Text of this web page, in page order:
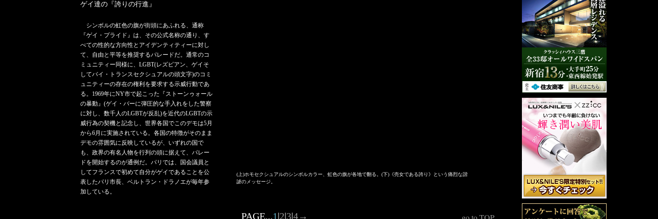
ゲイ達の『誇りの行進』
シンボルの虹色の旗が街頭にあふれる、通称
『ゲイ・プライド』は、その公式名称の通り、す
べての性的な方向性とアイデンティティーに対し
て、自由と平等を推奨するパレードだ。通常のコ
ミュニティー同様に、LGBT(レズビアン、ゲイそ
してバイ・トランスセクシュアルの頭文字)のコミ
ュニティーの存在の権利を要求する示威行動であ
る。1969年にNY市で起こった『ストーンゥォール
の暴動』(ゲイ・バーに弾圧的な手入れをした警察
に対し、数千人のLGBTが反乱)を近代のLGBTの示
威行為の契機と記念し、世界各国でこのデモは5月
から6月に実施されている。各国の特徴がそのまま
デモの雰囲気に反映しているが、いずれの国で
も、政界の有名人物を行列の頭に据えて、パレー
ドを開始するのが通例だ。パリでは、国会議員と
してフランスで初めて自分がゲイであることを公
表したパリ市長、ベルトラン・ドラノエが毎年参
加している。
(上)ホモセクシュアルのシンボルカラー、虹色の旗が各地で翻る。(下)《売女である誇り》という痛烈な諧
謔のメッセージ。
PAGE...1|2|3|4→